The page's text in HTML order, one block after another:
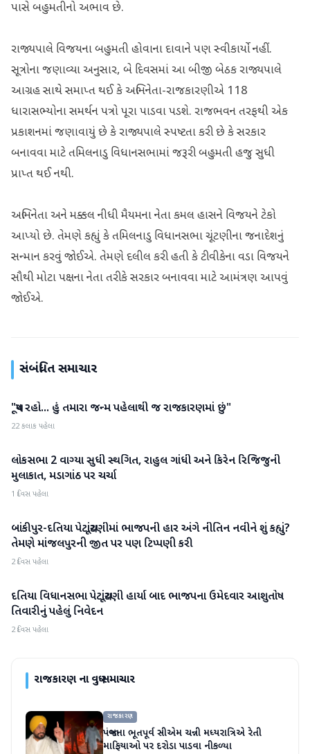
પાસે બહુમતીનો અભાવ છે.
રાજ્યપાલે વિજયના બહુમતી હોવાના દાવાને પણ સ્વીકાર્યો નહીં.
સૂત્રોના જણાવ્યા અનુસાર, બે દિવસમાં આ બીજી બેઠક રાજ્યપાલે
આગ્રહ સાથે સમાપ્ત થઈ કે અભિનેતા-રાજકારણીએ 118
ધારાસભ્યોના સમર્થન પત્રો પૂરા પાડવા પડશે. રાજભવન તરફથી એક
પ્રકાશનમાં જણાવાયું છે કે રાજ્યપાલે સ્પષ્ટતા કરી છે કે સરકાર
બનાવવા માટે તમિલનાડુ વિધાનસભામાં જરૂરી બહુમતી હજુ સુધી
પ્રાપ્ત થઈ નથી.
અભિનેતા અને મક્કલ નીધી મૈયમના નેતા કમલ હાસને વિજયને ટેકો
આપ્યો છે. તેમણે કહ્યું કે તમિલનાડુ વિધાનસભા ચૂંટણીના જનાદેશનું
સન્માન કરવું જોઈએ. તેમણે દલીલ કરી હતી કે ટીવીકેના વડા વિજયને
સૌથી મોટા પક્ષના નેતા તરીકે સરકાર બનાવવા માટે આમંત્રણ આપવું
જોઈએ.
સંબંધિત સમાચાર
રાજકારણ
"ચૂપ રહો... હું તમારા જન્મ પહેલાથી જ રાજકારણમાં છું"
22 કલાક પહેલા
રાજકારણ
લોકસભા 2 વાગ્યા સુધી સ્થગિત, રાહુલ ગાંધી અને કિરેન રિજિજુની
મુલાકાત, મડાગાંઠ પર ચર્ચા
1 દિવસ પહેલા
રાજકારણ
બાંકીપુર-દતિયા પેટાચૂંટણીમાં ભાજપની હાર અંગે નીતિન નવીને શું કહ્યું?
તેમણે માંજલપુરની જીત પર પણ ટિપ્પણી કરી
2 દિવસ પહેલા
રાજકારણ
દતિયા વિધાનસભા પેટાચૂંટણી હાર્યા બાદ ભાજપના ઉમેદવાર આશુતોષ
તિવારીનું પહેલું નિવેદન
2 દિવસ પહેલા
રાજકારણના વધુ સમાચાર
રાજકારણ
પંજાબના ભૂતપૂર્વ સીએમ ચન્ની મધ્યરાત્રિએ રેતી
માફિયાઓ પર દરોડા પાડવા નીકળ્યા